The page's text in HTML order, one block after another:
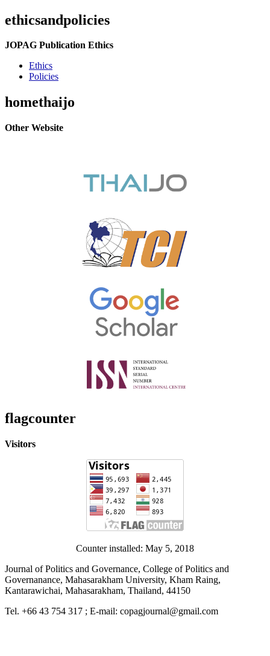
ethicsandpolicies
JOPAG Publication Ethics
Ethics
Policies
homethaijo
Other Website
flagcounter
Visitors
Counter installed: May 5, 2018
Journal of Politics and Governance, College of Politics and
Governanance, Mahasarakham University, Kham Raing,
Kantarawichai, Mahasarakham, Thailand, 44150
Tel. +66 43 754 317 ; E-mail: copagjournal@gmail.com